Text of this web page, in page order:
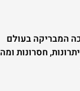
המבריקה בעולם
חסרונות ומה